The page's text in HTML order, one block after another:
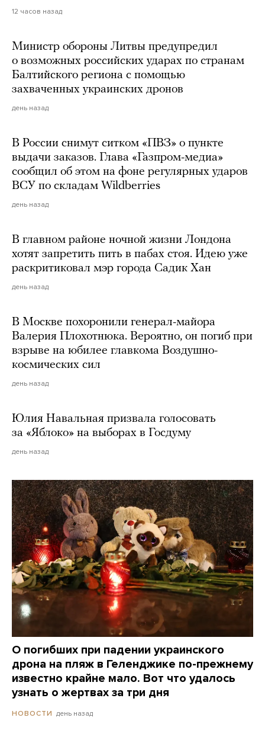
12 часов назад
Министр обороны Литвы предупредил
о возможных российских ударах по странам
Балтийского региона с помощью
захваченных украинских дронов
день назад
В России снимут ситком «ПВЗ» о пункте
выдачи заказов. Глава «Газпром-медиа»
сообщил об этом на фоне регулярных ударов
ВСУ по складам Wildberries
день назад
В главном районе ночной жизни Лондона
хотят запретить пить в пабах стоя. Идею уже
раскритиковал мэр города Садик Хан
день назад
В Москве похоронили генерал-майора
Валерия Плохотнюка. Вероятно, он погиб при
взрыве на юбилее главкома Воздушно-
космических сил
день назад
Юлия Навальная призвала голосовать
за «Яблоко» на выборах в Госдуму
день назад
О погибших при падении украинского
дрона на пляж в Геленджике по-прежнему
известно крайне мало. Вот что удалось
узнать о жертвах за три дня
НОВОСТИ день назад